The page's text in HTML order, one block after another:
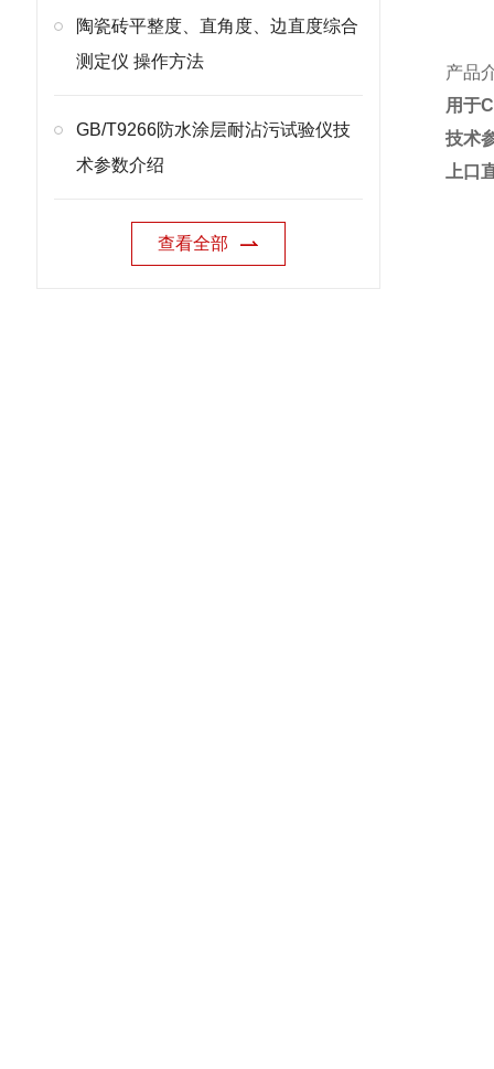
陶瓷砖平整度、直角度、边直度综合
测定仪 操作方法
GB/T9266防水涂层耐沾污试验仪技
术参数介绍
查看全部
产品
用于
技术
上口